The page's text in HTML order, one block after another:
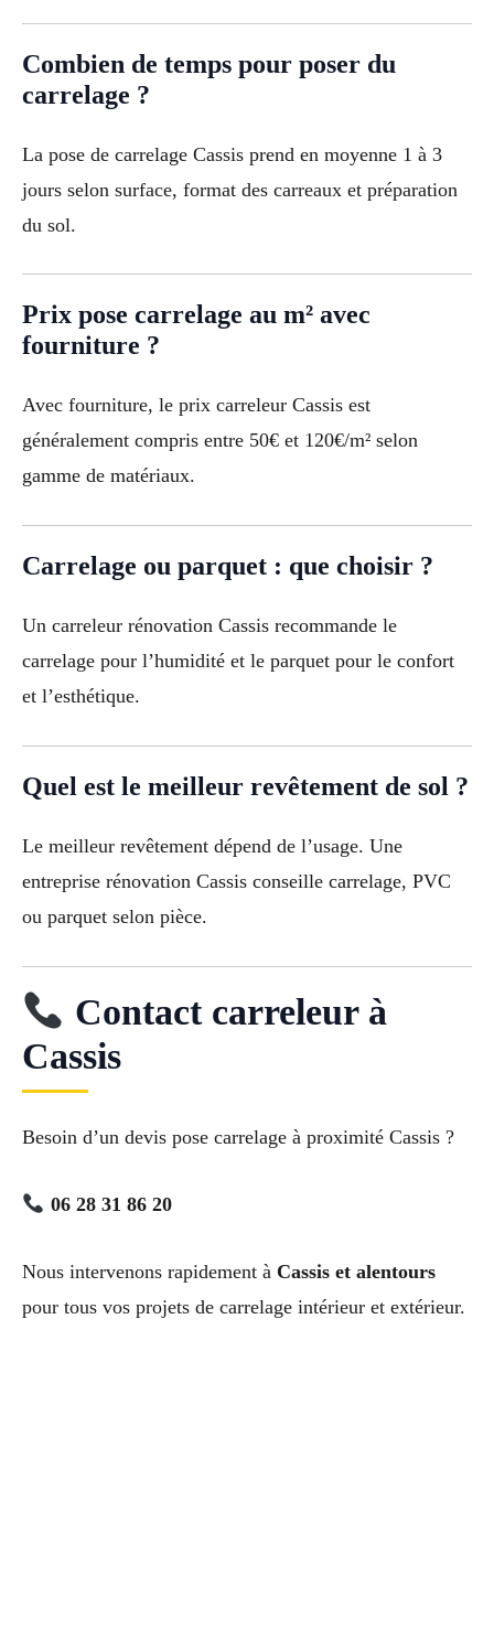
Combien de temps pour poser du
carrelage ?
La pose de carrelage Cassis prend en moyenne 1 à 3
jours selon surface, format des carreaux et préparation
du sol.
Prix pose carrelage au m² avec
fourniture ?
Avec fourniture, le prix carreleur Cassis est
généralement compris entre 50€ et 120€/m² selon
gamme de matériaux.
Carrelage ou parquet : que choisir ?
Un carreleur rénovation Cassis recommande le
carrelage pour l’humidité et le parquet pour le confort
et l’esthétique.
Quel est le meilleur revêtement de sol ?
Le meilleur revêtement dépend de l’usage. Une
entreprise rénovation Cassis conseille carrelage, PVC
ou parquet selon pièce.
Contact carreleur à
Cassis
Besoin d’un devis pose carrelage à proximité Cassis ?
06 28 31 86 20
Nous intervenons rapidement à Cassis et alentours
pour tous vos projets de carrelage intérieur et extérieur.